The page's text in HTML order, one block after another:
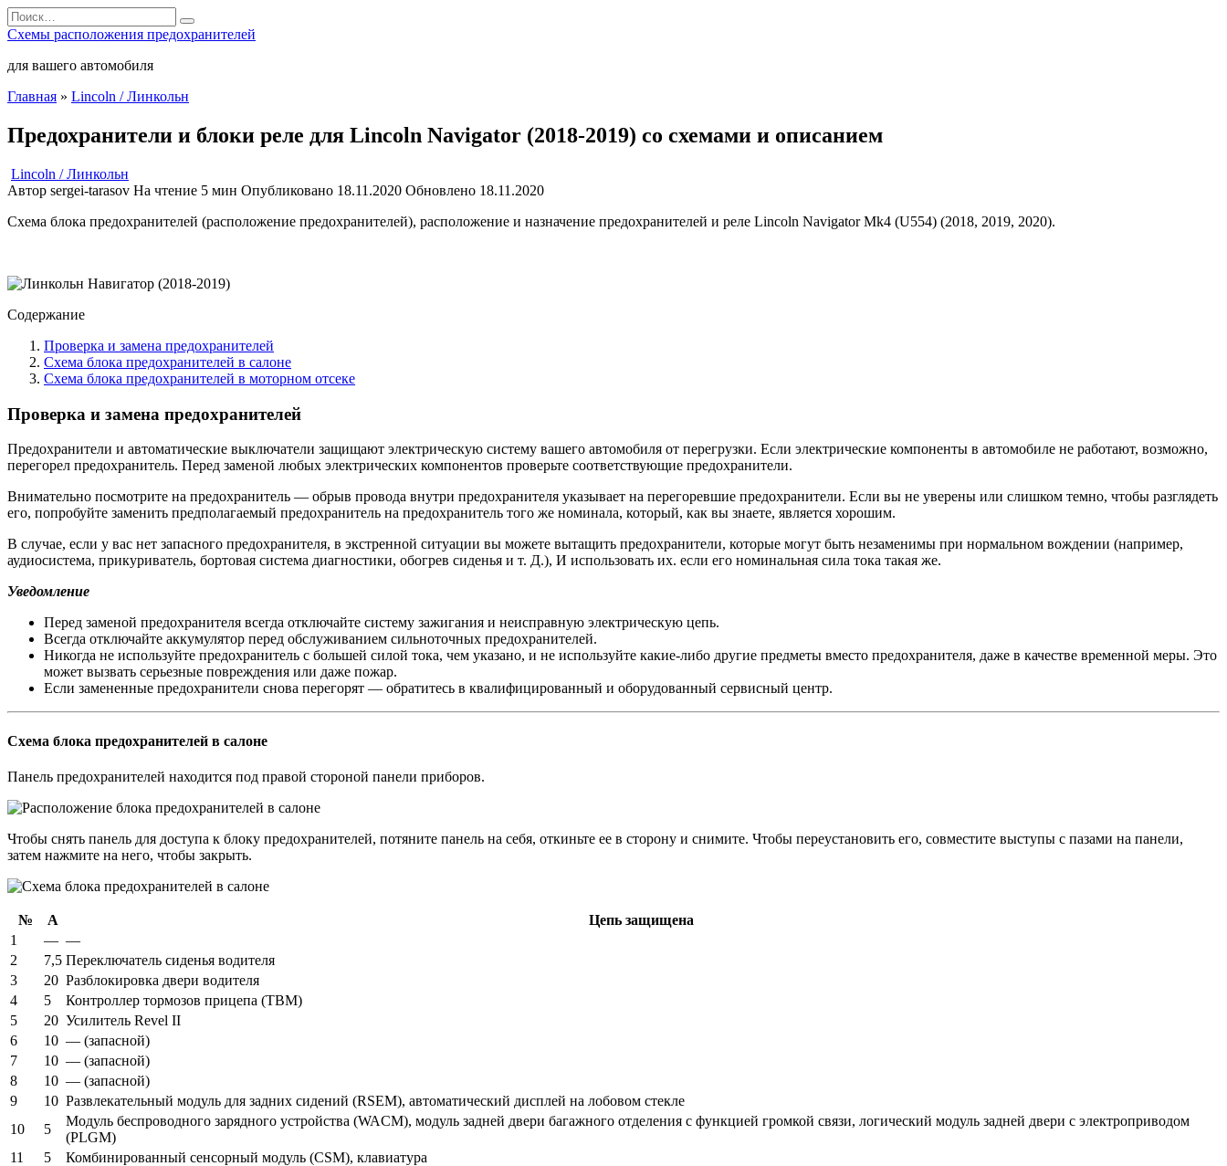
Перейти
к
содержанию
Search
for:
Схемы расположения предохранителей
для вашего автомобиля
Главная » Lincoln / Линкольн
Предохранители и блоки реле для Lincoln Navigator (2018-2019) со схемами и описанием
Lincoln / Линкольн
Автор sergei-tarasov На чтение 5 мин Опубликовано 18.11.2020 Обновлено 18.11.2020
Схема блока предохранителей (расположение предохранителей), расположение и назначение предохранителей и реле Lincoln Navigator Mk4 (U554) (2018, 2019, 2020).
Содержание
Проверка и замена предохранителей
Схема блока предохранителей в салоне
Схема блока предохранителей в моторном отсеке
Проверка и замена предохранителей
Предохранители и автоматические выключатели защищают электрическую систему вашего автомобиля от перегрузки. Если электрические компоненты в автомобиле не работают, возможно,
перегорел предохранитель. Перед заменой любых электрических компонентов проверьте соответствующие предохранители.
Внимательно посмотрите на предохранитель — обрыв провода внутри предохранителя указывает на перегоревшие предохранители. Если вы не уверены или слишком темно, чтобы разглядеть
его, попробуйте заменить предполагаемый предохранитель на предохранитель того же номинала, который, как вы знаете, является хорошим.
В случае, если у вас нет запасного предохранителя, в экстренной ситуации вы можете вытащить предохранители, которые могут быть незаменимы при нормальном вождении (например,
аудиосистема, прикуриватель, бортовая система диагностики, обогрев сиденья и т. Д.), И использовать их. если его номинальная сила тока такая же.
Уведомление
Перед заменой предохранителя всегда отключайте систему зажигания и неисправную электрическую цепь.
Всегда отключайте аккумулятор перед обслуживанием сильноточных предохранителей.
Никогда не используйте предохранитель с большей силой тока, чем указано, и не используйте какие-либо другие предметы вместо предохранителя, даже в качестве временной меры. Это
может вызвать серьезные повреждения или даже пожар.
Если замененные предохранители снова перегорят — обратитесь в квалифицированный и оборудованный сервисный центр.
Схема блока предохранителей в салоне
Панель предохранителей находится под правой стороной панели приборов.
Чтобы снять панель для доступа к блоку предохранителей, потяните панель на себя, откиньте ее в сторону и снимите. Чтобы переустановить его, совместите выступы с пазами на панели,
затем нажмите на него, чтобы закрыть.
№ А
Цепь защищена
1
— —
2
7,5 Переключатель сиденья водителя
3
20 Разблокировка двери водителя
4
5
Контроллер тормозов прицепа (TBM)
5
20 Усилитель Revel II
6
10 — (запасной)
7
10 — (запасной)
8
10 — (запасной)
9
10 Развлекательный модуль для задних сидений (RSEM), автоматический дисплей на лобовом стекле
10
5
Модуль беспроводного зарядного устройства (WACM), модуль задней двери багажного отделения с функцией громкой связи, логический модуль задней двери с электроприводом
(PLGM)
11
5
Комбинированный сенсорный модуль (CSM), клавиатура